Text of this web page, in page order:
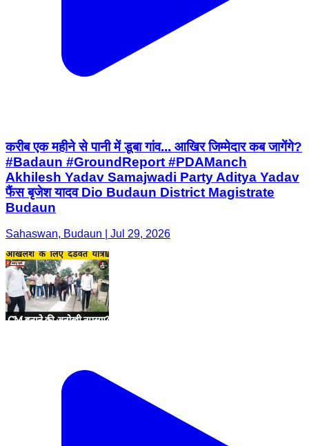
करीब एक महीने से पानी में डूबा गांव... आखिर जिम्मेदार कब जागेंगे?
#Badaun #GroundReport #PDAManch
Akhilesh Yadav Samajwadi Party Aditya Yadav
फैंस बृजेश यादव Dio Budaun District Magistrate
Budaun
Sahaswan, Budaun | Jul 29, 2026